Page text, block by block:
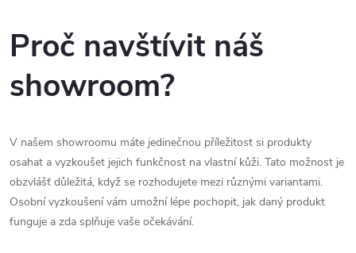
Proč navštívit náš
showroom?
V našem showroomu máte jedinečnou příležitost si produkty
osahat a vyzkoušet jejich funkčnost na vlastní kůži. Tato možnost je
obzvlášť důležitá, když se rozhodujete mezi různými variantami.
Osobní vyzkoušení vám umožní lépe pochopit, jak daný produkt
funguje a zda splňuje vaše očekávání.